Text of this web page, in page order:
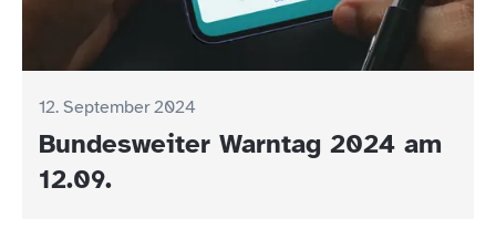
12. September 2024
Bundesweiter Warntag 2024 am
12.09.